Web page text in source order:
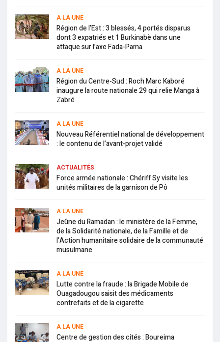
A LA UNE
Région de l’Est : 3 blessés, 4 portés disparus
dont 3 expatriés et 1 Burkinabè dans une
attaque sur l’axe Fada-Pama
A LA UNE
Région du Centre-Sud : Roch Marc Kaboré
inaugure la route nationale 29 qui relie Manga à
Zabré
A LA UNE
Nouveau Référentiel national de développement
: le contenu de l’avant-projet validé
ACTUALITÉS
Force armée nationale : Chériff Sy visite les
unités militaires de la garnison de Pô
A LA UNE
Jeûne du Ramadan : le ministère de la Femme,
de la Solidarité nationale, de la Famille et de
l’Action humanitaire solidaire de la communauté
musulmane
A LA UNE
Lutte contre la fraude : la Brigade Mobile de
Ouagadougou saisit des médicaments
contrefaits et de la cigarette
A LA UNE
Centre de gestion des cités : Boureima